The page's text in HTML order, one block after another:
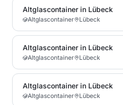
Altglascontainer in Lübeck
Altglascontainer Lübeck
Altglascontainer in Lübeck
Altglascontainer Lübeck
Altglascontainer in Lübeck
Altglascontainer Lübeck